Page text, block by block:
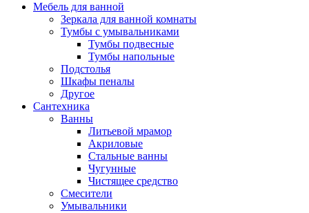
Мебель для ванной
Зеркала для ванной комнаты
Тумбы с умывальниками
Тумбы подвесные
Тумбы напольные
Подстолья
Шкафы пеналы
Другое
Сантехника
Ванны
Литьевой мрамор
Акриловые
Стальные ванны
Чугунные
Чистящее средство
Смесители
Умывальники